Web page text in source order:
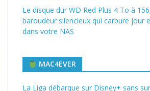
Le disque dur WD Red Plus 4 To à
baroudeur silencieux qui carbure jour
dans votre NAS
MAC4EVER
La Liga débarque sur Disney+ sans